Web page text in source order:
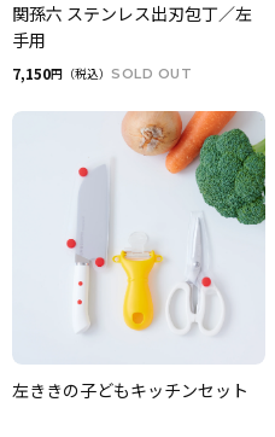
関孫六 ステンレス出刃包丁／左
手用
7,150円（税込） SOLD OUT
左ききの子どもキッチンセット